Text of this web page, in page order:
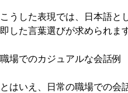
こうした表現では、日本語と
即した言葉選びが求められます
職場でのカジュアルな会話例
とはいえ、日常の職場での会